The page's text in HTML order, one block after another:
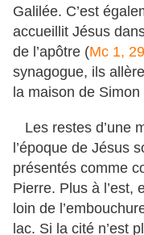
Galilée. C’est
accueillit Jésus
de l’apôtre (Mc 1, 29
synagogue, ils
la maison de Simon
Les restes d’une
l’époque de Jésus
présentés comme
Pierre. Plus à l’est,
loin de
lac. Si la cité n’est